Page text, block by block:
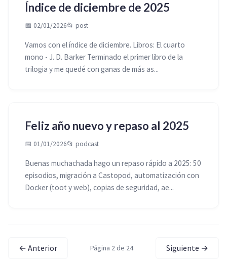
Índice de diciembre de 2025
📅 02/01/2026📂 post
Vamos con el índice de diciembre. Libros: El cuarto
mono - J. D. Barker Terminado el primer libro de la
trilogia y me quedé con ganas de más as...
Feliz año nuevo y repaso al 2025
📅 01/01/2026📂 podcast
Buenas muchachada hago un repaso rápido a 2025: 50
episodios, migración a Castopod, automatización con
Docker (toot y web), copias de seguridad, ae...
← Anterior Página 2 de 24 Siguiente →